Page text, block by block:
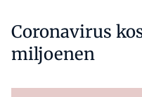
Coronavirus
miljoenen